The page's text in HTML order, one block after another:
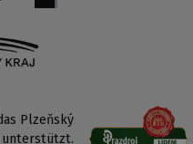
Plzeňský
unterstützt.